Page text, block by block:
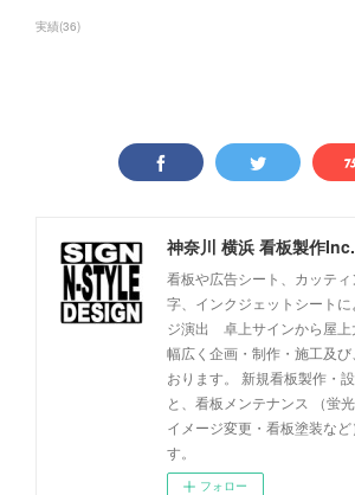
実績(36)
神奈川 横浜 看板製作Inc.
看板や広告シート、カッテ
字、インクジェットシート
ジ演出 卓上サインから屋上
幅広く企画・制作・施工及
おります。 新規看板製作・
と、看板メンテナンス （蛍
イメージ変更・看板塗装な
す。
フォロー